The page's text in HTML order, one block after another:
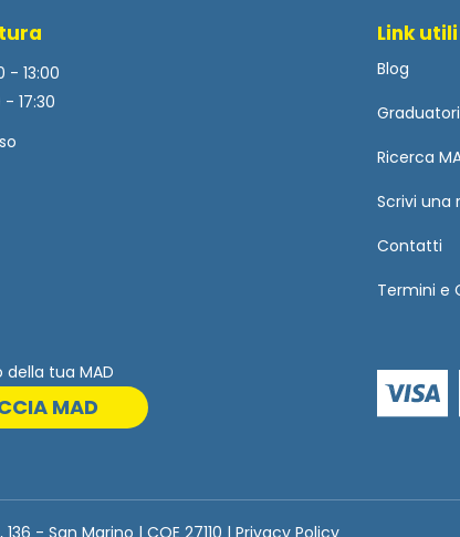
- 13:00
- 17:30
Link utili
Blog
Ricerca
Scrivi una
Contatti
Termini e
tua MAD
MAD
- San Marino | COE 27110 | Privacy Policy